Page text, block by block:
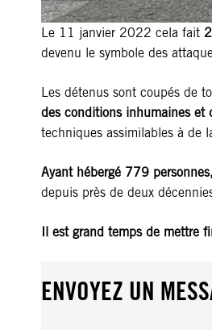
Le 11 janvier 2022 cela fait
devenu le symbole des
Les détenus sont coupés de
des conditions inhumaines et
techniques assimilables à de
Ayant hébergé 779
depuis près de deux
Il est grand temps de mettre
ENVOYEZ UN